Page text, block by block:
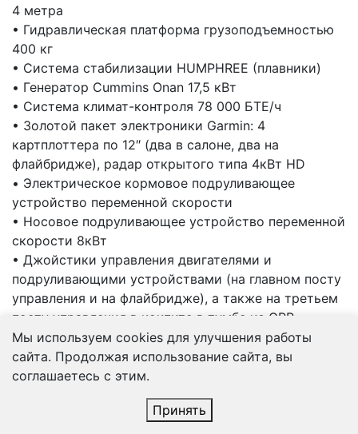
4 метра
• Гидравлическая платформа грузоподъемностью
400 кг
• Система стабилизации HUMPHREE (плавники)
• Генератор Cummins Onan 17,5 кВт
• Система климат-контроля 78 000 БТЕ/ч
• Золотой пакет электроники Garmin: 4
картплоттера по 12″ (два в салоне, два на
флайбридже), радар открытого типа 4кВт HD
• Электрическое кормовое подруливающее
устройство переменной скорости
• Носовое подруливающее устройство переменной
скорости 8кВт
• Джойстики управления двигателями и
подруливающими устройствами (на главном посту
управления и на флайбридже), а также на третьем
посту управления в кокпите в тумбе из GRP
• тиковое покрытие всех палуб, вкл платформу
Полный список опций по запросу.
Мы используем cookies для улучшения работы
сайта. Продолжая использование сайта, вы
соглашаетесь с этим.
Принять